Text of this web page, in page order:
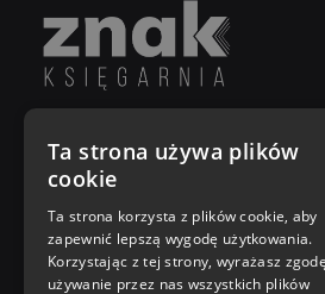
Poniedziałek - Piątek
8:00 - 18:00
[email protected]
Bądź z nami na bieżąco
Ta strona używa plików
cookie
Ta strona korzysta z plików cookie, aby
zapewnić lepszą wygodę użytkowania.
Korzystając z tej strony, wyrażasz
używanie przez nas wszystkich plików